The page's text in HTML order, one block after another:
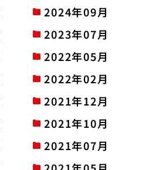
2024年09月
2023年07月
2022年05月
2022年02月
2021年12月
2021年10月
2021年07月